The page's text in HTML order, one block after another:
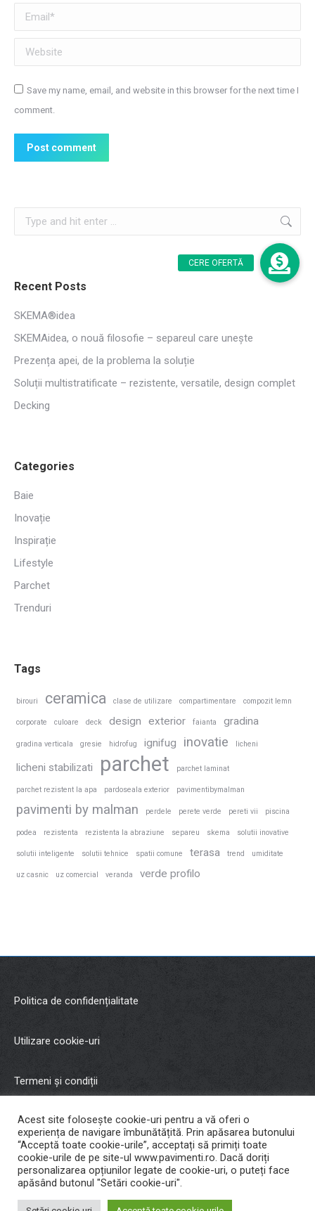
Email *
Website
Save my name, email, and website in this browser for the next time I
comment.
Post comment
Search:
Recent Posts
SKEMA®idea
SKEMAidea, o nouă filosofie – separeul care unește
Prezența apei, de la problema la soluție
Soluții multistratificate – rezistente, versatile, design complet
Decking
Categories
Baie
Inovație
Inspirație
Lifestyle
Parchet
Trenduri
Tags
birouri ceramica clase de utilizare compartimentare compozit lemn
corporate culoare deck design exterior faianta gradina
gradina verticala gresie hidrofug ignifug inovatie licheni
licheni stabilizati parchet parchet laminat
parchet rezistent la apa pardoseala exterior pavimentibymalman
pavimenti by malman perdele perete verde pereti vii piscina
podea rezistenta rezistenta la abraziune separeu skema solutii inovative
solutii inteligente solutii tehnice spatii comune terasa trend umiditate
uz casnic uz comercial veranda verde profilo
Politica de confidențialitate
Utilizare cookie-uri
Termeni și condiții
Copyright © 2021 Malman Inter Trading SRL
Cariere
Developed byRipe Ideas
Acest site folosește cookie-uri pentru a vă oferi o
experiența de navigare îmbunătățită. Prin apăsarea butonului
“Acceptă toate cookie-urile”, acceptați să primiți toate
cookie-urile de pe site-ul www.pavimenti.ro. Dacă doriți
personalizarea opțiunilor legate de cookie-uri, o puteți face
apăsând butonul "Setări cookie-uri".